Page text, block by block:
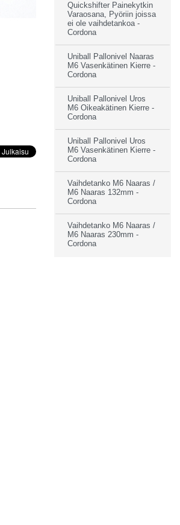
Quickshifter Painekytkin
Varaosana, Pyöriin joissa
ei ole vaihdetankoa -
Cordona
Uniball Pallonivel Naaras
M6 Vasenkätinen Kierre -
Cordona
Uniball Pallonivel Uros
M6 Oikeakätinen Kierre -
Cordona
Uniball Pallonivel Uros
M6 Vasenkätinen Kierre -
Cordona
Vaihdetanko M6 Naaras /
M6 Naaras 132mm -
Cordona
Vaihdetanko M6 Naaras /
M6 Naaras 230mm -
Cordona